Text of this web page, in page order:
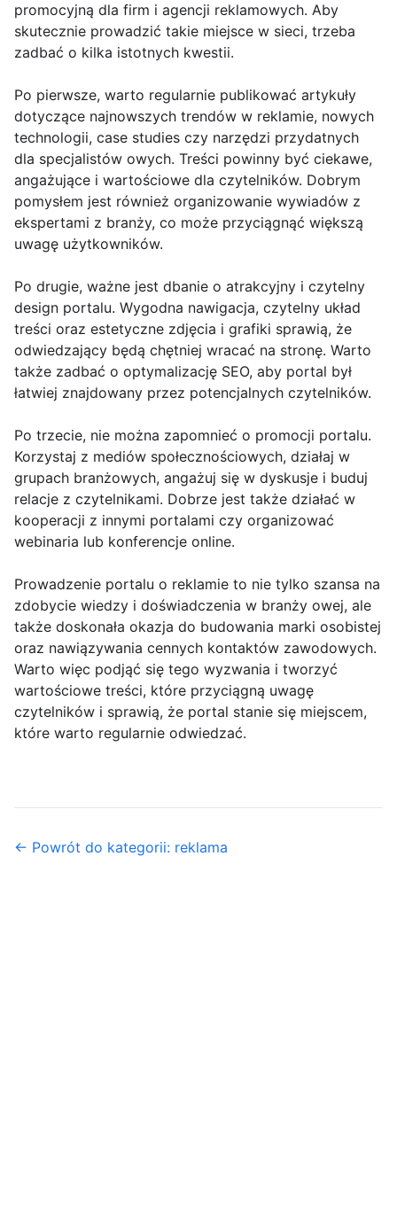
promocyjną dla firm i agencji reklamowych. Aby
skutecznie prowadzić takie miejsce w sieci, trzeba
zadbać o kilka istotnych kwestii.
Po pierwsze, warto regularnie publikować artykuły
dotyczące najnowszych trendów w reklamie, nowych
technologii, case studies czy narzędzi przydatnych
dla specjalistów owych. Treści powinny być ciekawe,
angażujące i wartościowe dla czytelników. Dobrym
pomysłem jest również organizowanie wywiadów z
ekspertami z branży, co może przyciągnąć większą
uwagę użytkowników.
Po drugie, ważne jest dbanie o atrakcyjny i czytelny
design portalu. Wygodna nawigacja, czytelny układ
treści oraz estetyczne zdjęcia i grafiki sprawią, że
odwiedzający będą chętniej wracać na stronę. Warto
także zadbać o optymalizację SEO, aby portal był
łatwiej znajdowany przez potencjalnych czytelników.
Po trzecie, nie można zapomnieć o promocji portalu.
Korzystaj z mediów społecznościowych, działaj w
grupach branżowych, angażuj się w dyskusje i buduj
relacje z czytelnikami. Dobrze jest także działać w
kooperacji z innymi portalami czy organizować
webinaria lub konferencje online.
Prowadzenie portalu o reklamie to nie tylko szansa na
zdobycie wiedzy i doświadczenia w branży owej, ale
także doskonała okazja do budowania marki osobistej
oraz nawiązywania cennych kontaktów zawodowych.
Warto więc podjąć się tego wyzwania i tworzyć
wartościowe treści, które przyciągną uwagę
czytelników i sprawią, że portal stanie się miejscem,
które warto regularnie odwiedzać.
← Powrót do kategorii: reklama